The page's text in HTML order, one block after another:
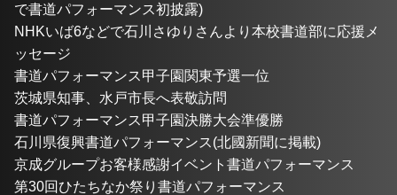
で書道パフォーマンス初披露)
NHKいば6などで石川さゆりさんより本校書道部に応援メ
ッセージ
書道パフォーマンス甲子園関東予選一位
茨城県知事、水戸市長へ表敬訪問
書道パフォーマンス甲子園決勝大会準優勝
石川県復興書道パフォーマンス(北國新聞に掲載)
京成グループお客様感謝イベント書道パフォーマンス
第30回ひたちなか祭り書道パフォーマンス